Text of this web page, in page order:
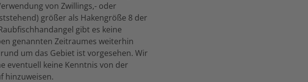
von Zwillings,- oder
größer als Hakengröße 8 der
gibt es keine
genannten Zeitraumes weiterhin
um das Gebiet ist vorgesehen. Wir
eventuell keine Kenntnis von der
hinzuweisen.